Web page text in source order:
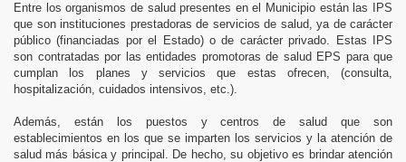
Entre los organismos de salud presentes en el Municipio están las IPS
que son instituciones prestadoras de servicios de salud, ya de carácter
público (financiadas por el Estado) o de carácter privado. Estas IPS
son contratadas por las entidades promotoras de salud EPS para que
cumplan los planes y servicios que estas ofrecen, (consulta,
hospitalización, cuidados intensivos, etc.).
Además, están los puestos y centros de salud que son
establecimientos en los que se imparten los servicios y la atención de
salud más básica y principal. De hecho, su objetivo es brindar atención